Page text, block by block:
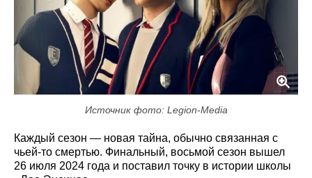
Источник фото: Legion-Media
Каждый сезон — новая тайна, обычно связанная с
чьей-то смертью. Финальный, восьмой сезон вышел
26 июля 2024 года и поставил точку в истории школы